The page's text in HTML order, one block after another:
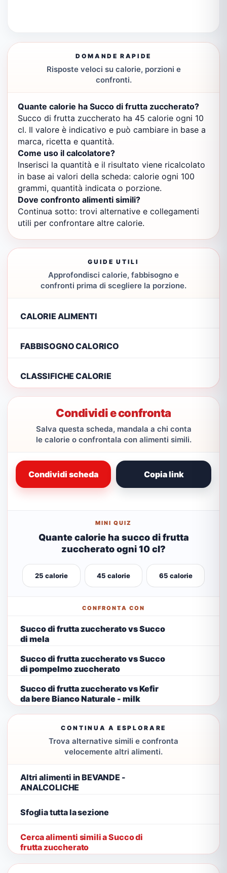
DOMANDE RAPIDE
Risposte veloci su calorie, porzioni e
confronti.
Quante calorie ha Succo di frutta zuccherato?
Succo di frutta zuccherato ha 45 calorie ogni 10
cl. Il valore è indicativo e può cambiare in base a
marca, ricetta e quantità.
Come uso il calcolatore?
Inserisci la quantità e il risultato viene ricalcolato
in base ai valori della scheda: calorie ogni 100
grammi, quantità indicata o porzione.
Dove confronto alimenti simili?
Continua sotto: trovi alternative e collegamenti
utili per confrontare altre calorie.
GUIDE UTILI
Approfondisci calorie, fabbisogno e
confronti prima di scegliere la porzione.
CALORIE ALIMENTI
FABBISOGNO CALORICO
CLASSIFICHE CALORIE
Condividi e confronta
Salva questa scheda, mandala a chi conta
le calorie o confrontala con alimenti simili.
Condividi scheda Copia link
MINI QUIZ
Quante calorie ha succo di frutta
zuccherato ogni 10 cl?
25 calorie 45 calorie 65 calorie
CONFRONTA CON
Succo di frutta zuccherato vs Succo
di mela
Succo di frutta zuccherato vs Succo
di pompelmo zuccherato
Succo di frutta zuccherato vs Kefir
da bere Bianco Naturale - milk
CONTINUA A ESPLORARE
Trova alternative simili e confronta
velocemente altri alimenti.
Altri alimenti in BEVANDE -
ANALCOLICHE
Sfoglia tutta la sezione
Cerca alimenti simili a Succo di
frutta zuccherato